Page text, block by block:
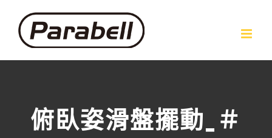
content
俯臥姿滑盤擺動_＃